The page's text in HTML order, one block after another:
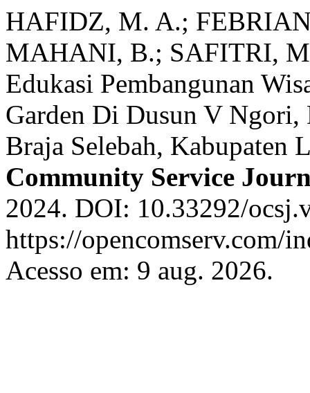
HAFIDZ, M. A.;
MAHANI, B.; SAFITRI,
Edukasi Pembangunan
Garden Di Dusun V Ngori,
Braja Selebah, Kabupaten
Community Service
2024. DOI: 10.33292/
https://opencomserv.com/
Acesso em: 9 aug. 2026.